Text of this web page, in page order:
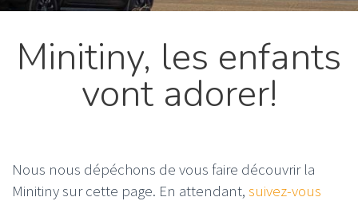
Minitiny, les enfants
vont adorer!
Nous nous dépéchons de vous faire découvrir la
Minitiny sur cette page. En attendant, suivez-vous